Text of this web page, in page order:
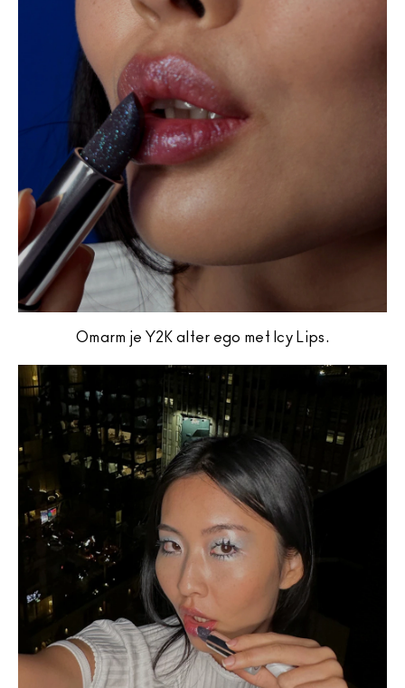
Omarm je Y2K alter ego met Icy Lips.